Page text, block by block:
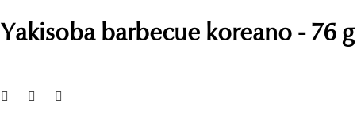
Yakisoba barbecue koreano - 76